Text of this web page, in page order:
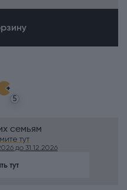
5
семьям
тут
до 31.12.2026
тут